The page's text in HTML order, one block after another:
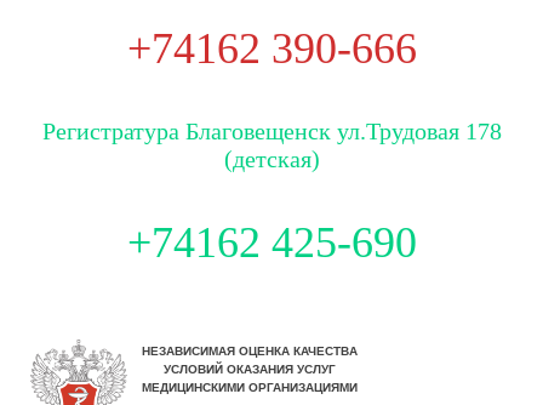
+74162 390-666
Регистратура Благовещенск ул.Трудовая 178
(детская)
+74162 425-690